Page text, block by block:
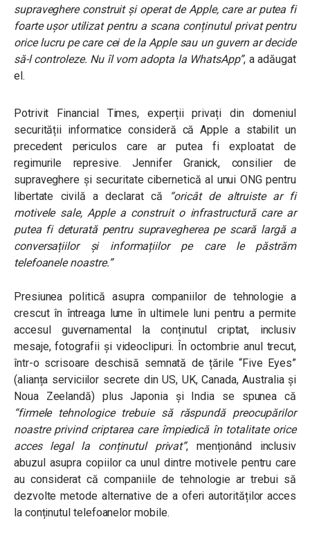
supraveghere construit și operat de Apple, care ar putea fi
foarte ușor utilizat pentru a scana conținutul privat pentru
orice lucru pe care cei de la Apple sau un guvern ar decide
să-l controleze. Nu îl vom adopta la WhatsApp”, a adăugat
el.
Potrivit Financial Times, experții privați din domeniul
securității informatice consideră că Apple a stabilit un
precedent periculos care ar putea fi exploatat de
regimurile represive. Jennifer Granick, consilier de
supraveghere și securitate cibernetică al unui ONG pentru
libertate civilă a declarat că
“oricât de altruiste ar fi
motivele sale, Apple a construit o infrastructură care ar
putea fi deturată pentru supravegherea pe scară largă a
conversațiilor și informațiilor pe care le păstrăm
telefoanele noastre.”
Presiunea politică asupra companiilor de tehnologie a
crescut în întreaga lume în ultimele luni pentru a permite
accesul guvernamental la conținutul criptat, inclusiv
mesaje, fotografii și videoclipuri. În octombrie anul trecut,
într-o scrisoare deschisă semnată de țările “Five Eyes”
(alianța serviciilor secrete dinUS, UK, Canada, Australia și
Noua Zeelandă)plus Japonia și India se spunea că
“firmele tehnologice trebuie să răspundă preocupărilor
noastre privind criptarea care împiedică în totalitate orice
acces legal la conținutul privat”, menționând inclusiv
abuzul asupra copiilor ca unul dintre motivele pentru care
au considerat că companiile de tehnologie ar trebui să
dezvolte metode alternative de a oferi autorităților acces
la conținutul telefoanelor mobile.